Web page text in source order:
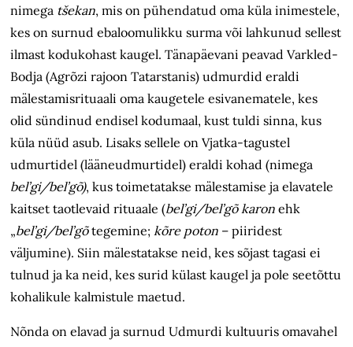
nimega tšekan, mis on pühendatud oma küla inimestele,
kes on surnud ebaloomulikku surma või lahkunud sellest
ilmast kodukohast kaugel. Tänapäevani peavadVarkled-
Bodja (Agrõzi rajoon Tatarstanis) udmurdid eraldi
mälestamisrituaali oma kaugetele esivanematele, kes
olid sündinud endisel kodumaal, kust tuldi sinna, kus
küla nüüd asub. Lisaks sellele on Vjatka-tagustel
udmurtidel (lääneudmurtidel) eraldi kohad (nimega
bel’gi/bel’gõ), kus toimetatakse mälestamise jaelavatele
kaitset taotlevaid rituaale (bel’gi/bel’gõ karon ehk
„bel’gi/bel’gõtegemine;kõre poton – piiridest
väljumine). Siin mälestatakse neid, kes sõjast tagasi ei
tulnud ja ka neid, kes surid külast kaugel ja pole seetõttu
kohalikule kalmistule maetud.
Nõnda on elavad ja surnud Udmurdi kultuuris omavahel